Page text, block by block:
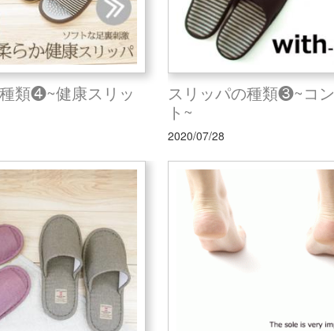
類❹~健康スリッ
スリッパの種類❸~コ
ト~
2020/07/28